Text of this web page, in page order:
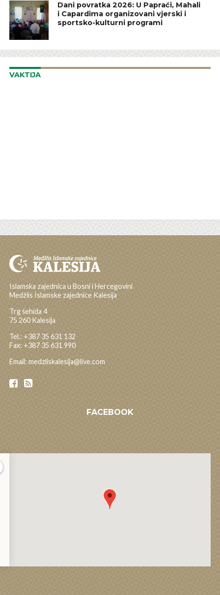
Dani povratka 2026: U Papraći, Mahali
i Capardima organizovani vjerski i
sportsko-kulturni programi
VAKTIJA
Islamska zajednica u Bosni i Hercegovini
Medžlis Islamske zajednice Kalesija
Trg šehida 4
75 260 Kalesija
Tel.: +387 35 631 132
Fax: +387 35 631 990
Email: medzliskalesija@live.com
FACEBOOK